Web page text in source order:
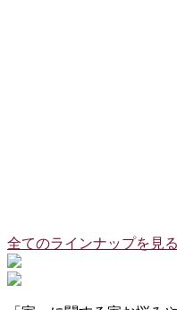
全てのラインナップを見る